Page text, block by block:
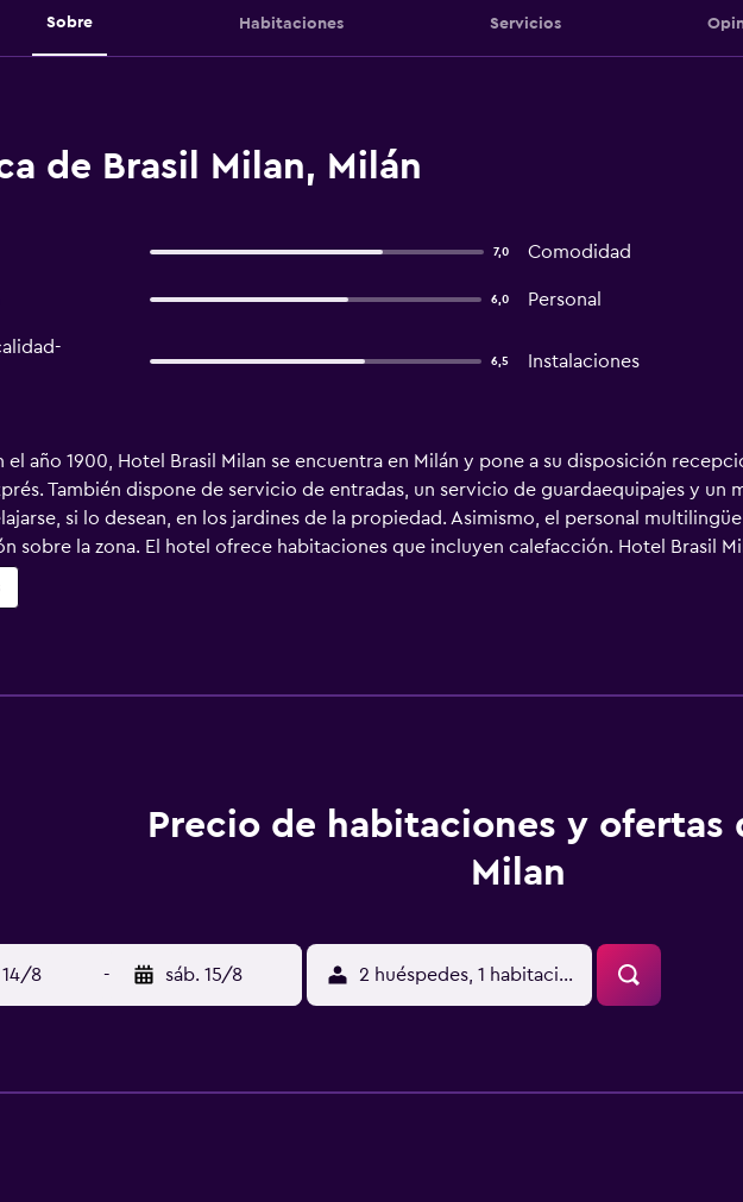
Sobre Habitaciones Servicios
de Brasil Milan, Milán
7,0 Comodidad
6,0 Personal
6,5 Instalaciones
el año 1900, Hotel Brasil Milan se encuentra en Milán y pone a su disposición
También dispone de servicio de entradas, un servicio de guardaequipajes y un
si lo desean, en los jardines de la propiedad. Asimismo, el personal
sobre la zona. El hotel ofrece habitaciones que incluyen calefacción. Hotel Brasil
y la vida nocturna de Milán. Por último, los huéspedes podrán visitar Corso Buenos
Precio de habitaciones y ofertas
Milan
8 - sáb. 15/8 2 huéspedes, 1 habitación